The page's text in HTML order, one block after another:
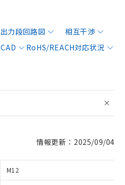
出力段回路図
相互干渉
CAD
RoHS/REACH対応状況
情報更新：2025/09/04
M12